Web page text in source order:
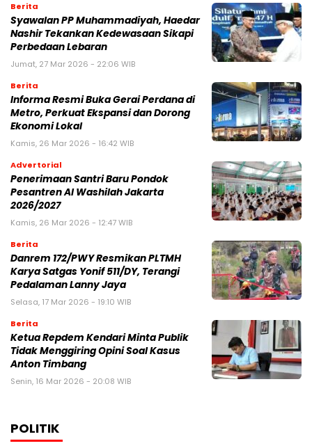
Berita
Syawalan PP Muhammadiyah, Haedar
Nashir Tekankan Kedewasaan Sikapi
Perbedaan Lebaran
Jumat, 27 Mar 2026 - 22:06 WIB
Berita
Informa Resmi Buka Gerai Perdana di
Metro, Perkuat Ekspansi dan Dorong
Ekonomi Lokal
Kamis, 26 Mar 2026 - 16:42 WIB
Advertorial
Penerimaan Santri Baru Pondok
Pesantren Al Washilah Jakarta
2026/2027
Kamis, 26 Mar 2026 - 12:47 WIB
Berita
Danrem 172/PWY Resmikan PLTMH
Karya Satgas Yonif 511/DY, Terangi
Pedalaman Lanny Jaya
Selasa, 17 Mar 2026 - 19:10 WIB
Berita
Ketua Repdem Kendari Minta Publik
Tidak Menggiring Opini Soal Kasus
Anton Timbang
Senin, 16 Mar 2026 - 20:08 WIB
POLITIK